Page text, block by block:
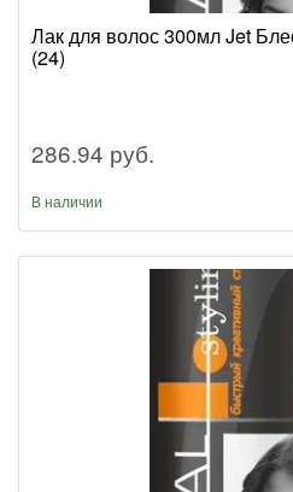
Лак для волос 300мл Jet
(24)
286.94 руб.
В наличии